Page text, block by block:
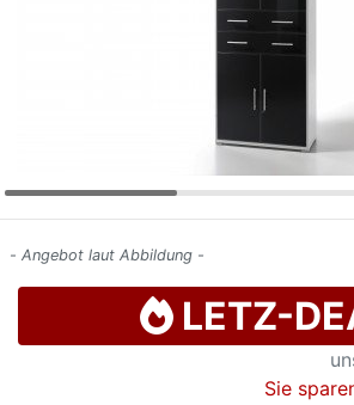
- Angebot laut Abbildung -
LETZ-
Sie
Deals